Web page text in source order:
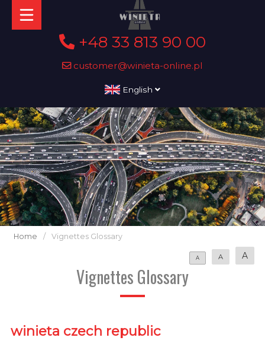
+48 33 813 90 00
customer@winieta-online.pl
English
Home / Vignettes Glossary
A A A
Vignettes Glossary
winieta czech republic